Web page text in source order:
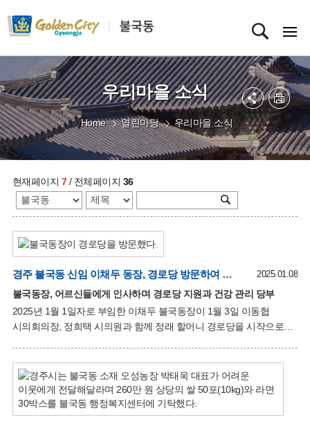
우리마을 소식
Home 열린마당 우리마을 소식
현재페이지 7/ 전체페이지 36
경주 불국동 신임 이채두 동장, 경로당 방문하여 어르신들과 소통 2025.01.08
불국동장, 어르신들에게 인사하며 경로당 지원과 건강 관리 당부
2025년 1월 1일자로 부임한 이채두 불국동장이 1월 3일 이동협
시의회의장, 정희택 시의원과 함께 정래 할머니 경로당을 시작으로
겨울철 안전하고 따뜻한 생활을 위한 지원을 약속했다. 또한,
어르신들의 불편 사항을 직접 청취하고, 독감 예방을 포함한 건강
관리에 각별히 유의해달라고 당부했다. 경로당 회장들은 이채두
동장의 방문에 감사의 뜻을 표하며, 불국동 발전을 위한 힘찬 박수로